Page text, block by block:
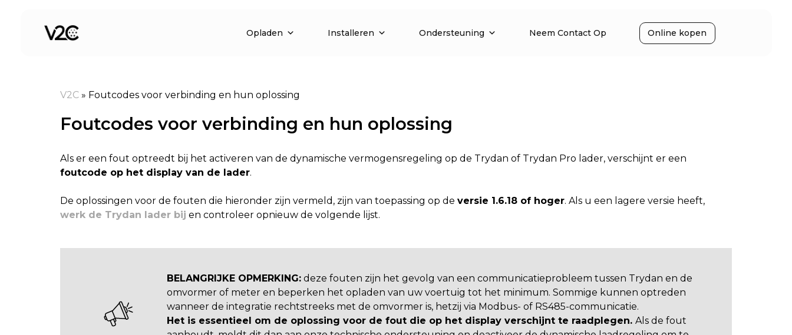
Opladen Installeren Ondersteuning Neem Contact Op Online kopen
V2C » Foutcodes voor verbinding en hun oplossing
Foutcodes voor verbinding en hun oplossing
Als er een fout optreedt bij het activeren van de dynamische vermogensregeling op de Trydan of Trydan Pro lader, verschijnt er een
foutcode op het display van de lader.
De oplossingen voor de fouten die hieronder zijn vermeld, zijn van toepassing op de versie 1.6.18 of hoger. Als u een lagere versie heeft,
werk de Trydan lader bij en controleer opnieuw de volgende lijst.
BELANGRIJKE OPMERKING: deze fouten zijn het gevolg van een communicatieprobleem tussen Trydan en de
omvormer of meter en beperken het opladen van uw voertuig tot het minimum. Sommige kunnen optreden
wanneer de integratie rechtstreeks met de omvormer is, hetzij via Modbus- of RS485-communicatie.
Het is essentieel om de oplossing voor de fout die op het display verschijnt te raadplegen. Als de fout